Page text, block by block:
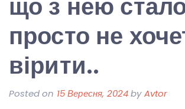
просто не
вірити..
Posted on 15 Вересня, 2024byAvtor